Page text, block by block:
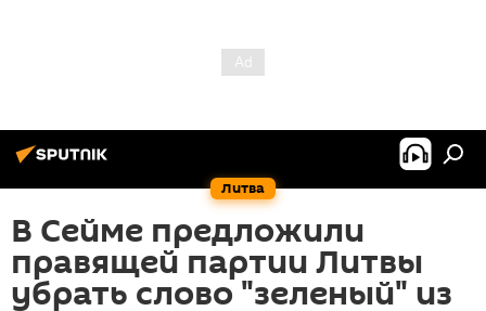
Литва
В Сейме предложили
правящей партии Литвы
убрать слово "зеленый" из